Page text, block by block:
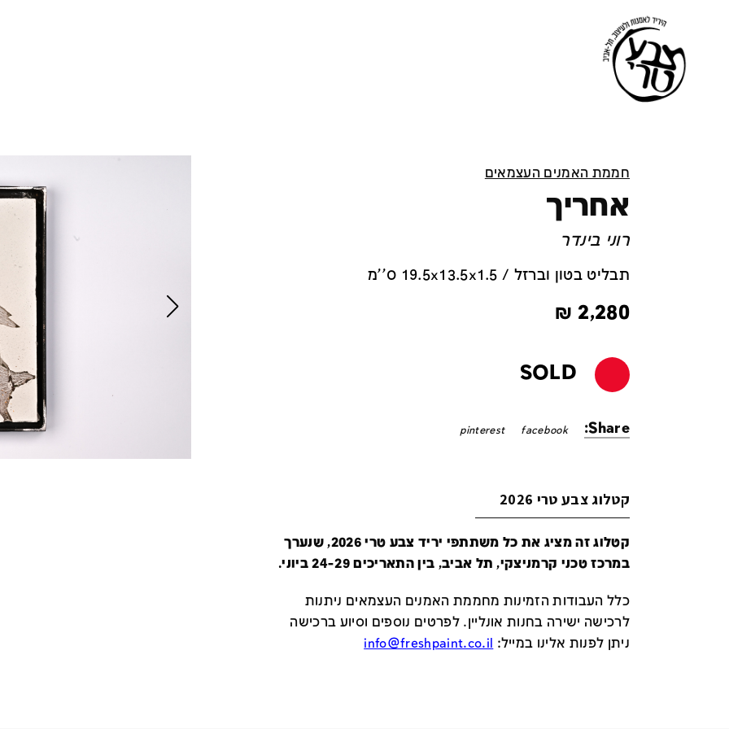
חממת האמנים העצמאים
אחריך
רוני בינדר
תבליט בטון וברזל / 19.5x13.5x1.5 ס''מ
2,280
₪
SOLD
Share:
facebook
pinterest
קטלוג צבע טרי 2026
קטלוג זה מציג את כל משתתפי יריד צבע טרי 2026, שנערך
במרכז טכני קרמניצקי, תל אביב, בין התאריכים 24-29 ביוני.
כלל העבודות הזמינות מחממת האמנים העצמאים ניתנות
לרכישה ישירה בחנות אונליין.לפרטים נוספים וסיוע ברכישה
ניתן לפנות אלינו במייל:
info@freshpaint.co.il